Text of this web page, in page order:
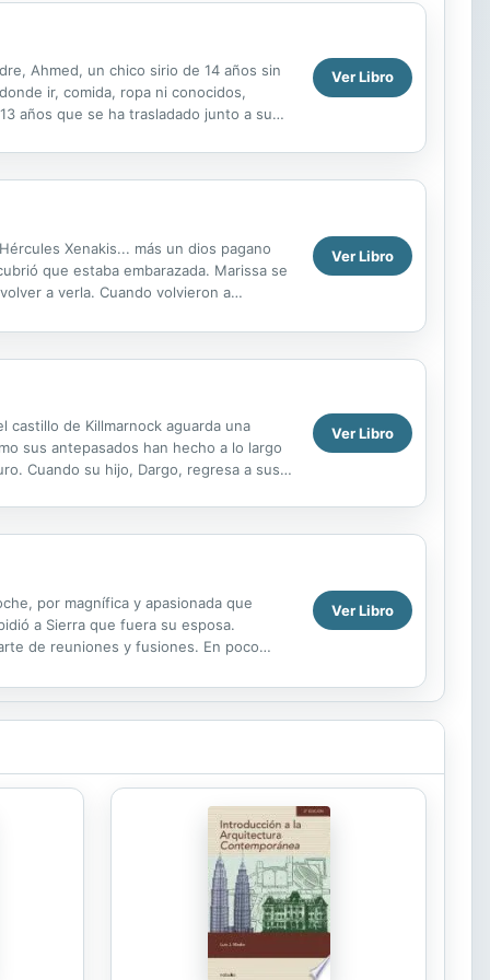
Ahmed, un chico sirio de 14 años sin
ir, comida, ropa ni conocidos,
años que se ha trasladado junto a su
Ver Libro
Xenakis... más un dios pagano
que estaba embarazada. Marissa se
a verla. Cuando volvieron a
Ver Libro
castillo de Killmarnock aguarda una
sus antepasados han hecho a lo largo
Cuando su hijo, Dargo, regresa a sus
Ver Libro
por magnífica y apasionada que
a Sierra que fuera su esposa.
de reuniones y fusiones. En poco
Ver Libro